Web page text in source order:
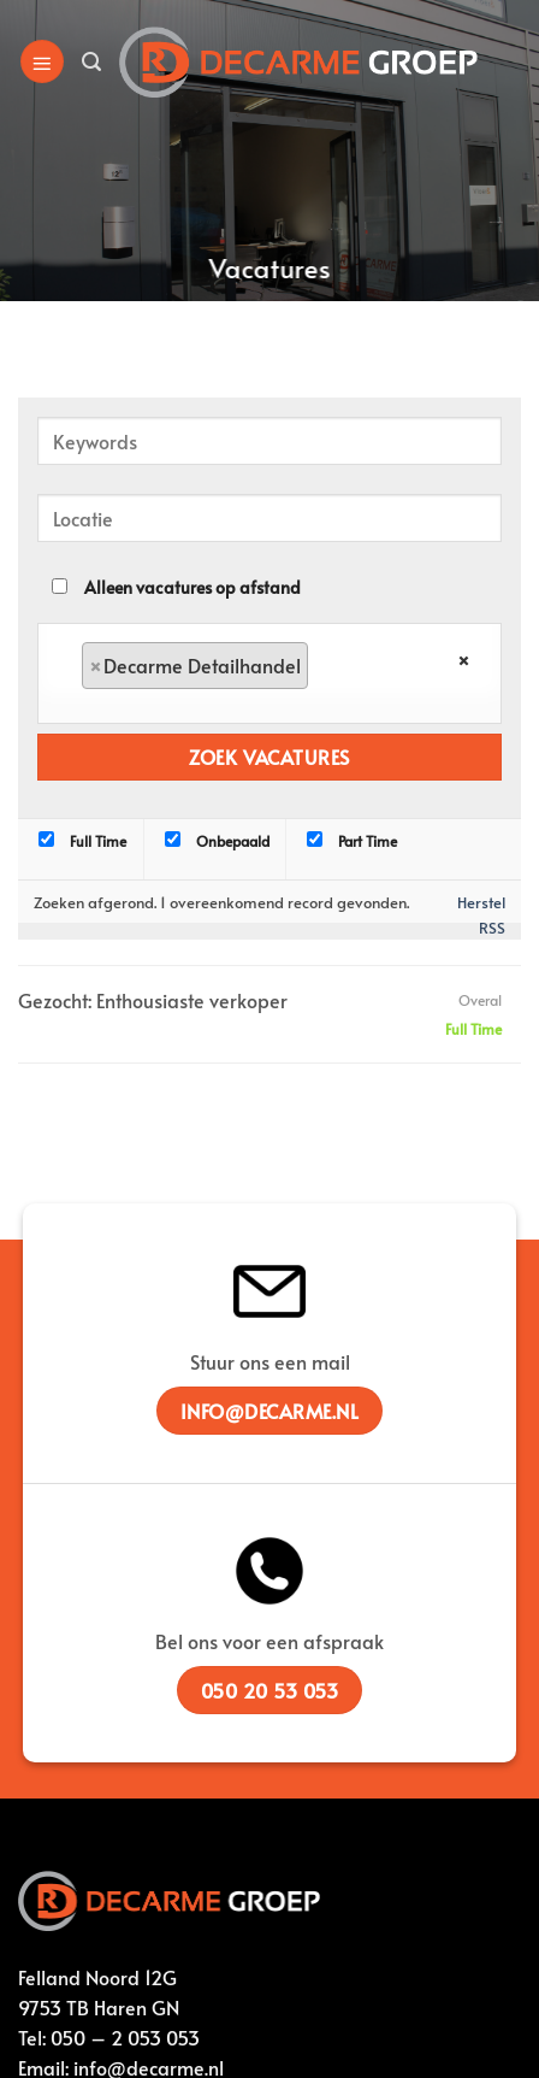
naar
inhoud
Vacatures
Alleen vacatures op afstand
×
×Decarme Detailhandel
Full Time Onbepaald Part Time
Zoeken afgerond. 1 overeenkomend record gevonden.
Herstel
RSS
Gezocht: Enthousiaste verkoper
Overal
Full Time
Stuur ons een mail
INFO@DECARME.NL
Bel ons voor een afspraak
050 20 53 053
Felland Noord 12G
9753 TB Haren GN
Tel: 050 – 2 053 053
Email: info@decarme.nl